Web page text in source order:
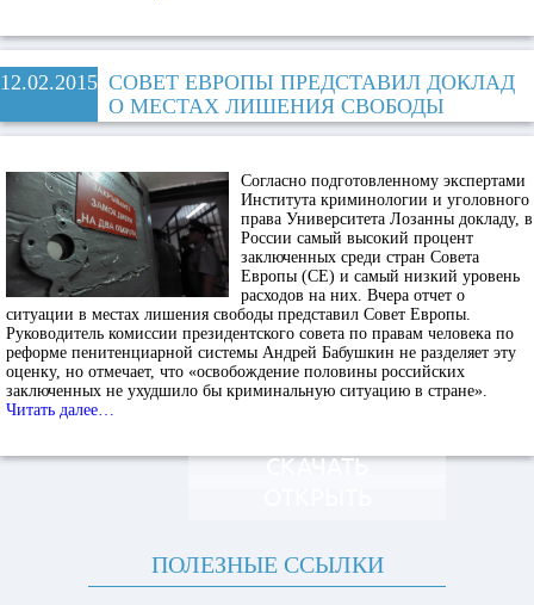
12.02.2015 СОВЕТ ЕВРОПЫ ПРЕДСТАВИЛ ДОКЛАД
О МЕСТАХ ЛИШЕНИЯ СВОБОДЫ
Согласно подготовленному экспертами
Института криминологии и уголовного
права Университета Лозанны докладу, в
России самый высокий процент
заключенных среди стран Совета
Европы (СЕ) и самый низкий уровень
расходов на них. Вчера отчет о
ситуации в местах лишения свободы представил Совет Европы.
Руководитель комиссии президентского совета по правам человека по
реформе пенитенциарной системы Андрей Бабушкин не разделяет эту
оценку, но отмечает, что «освобождение половины российских
заключенных не ухудшило бы криминальную ситуацию в стране».
Читать далее…
СКАЧАТЬ
ПОЛЕЗНЫЕ ССЫЛКИ